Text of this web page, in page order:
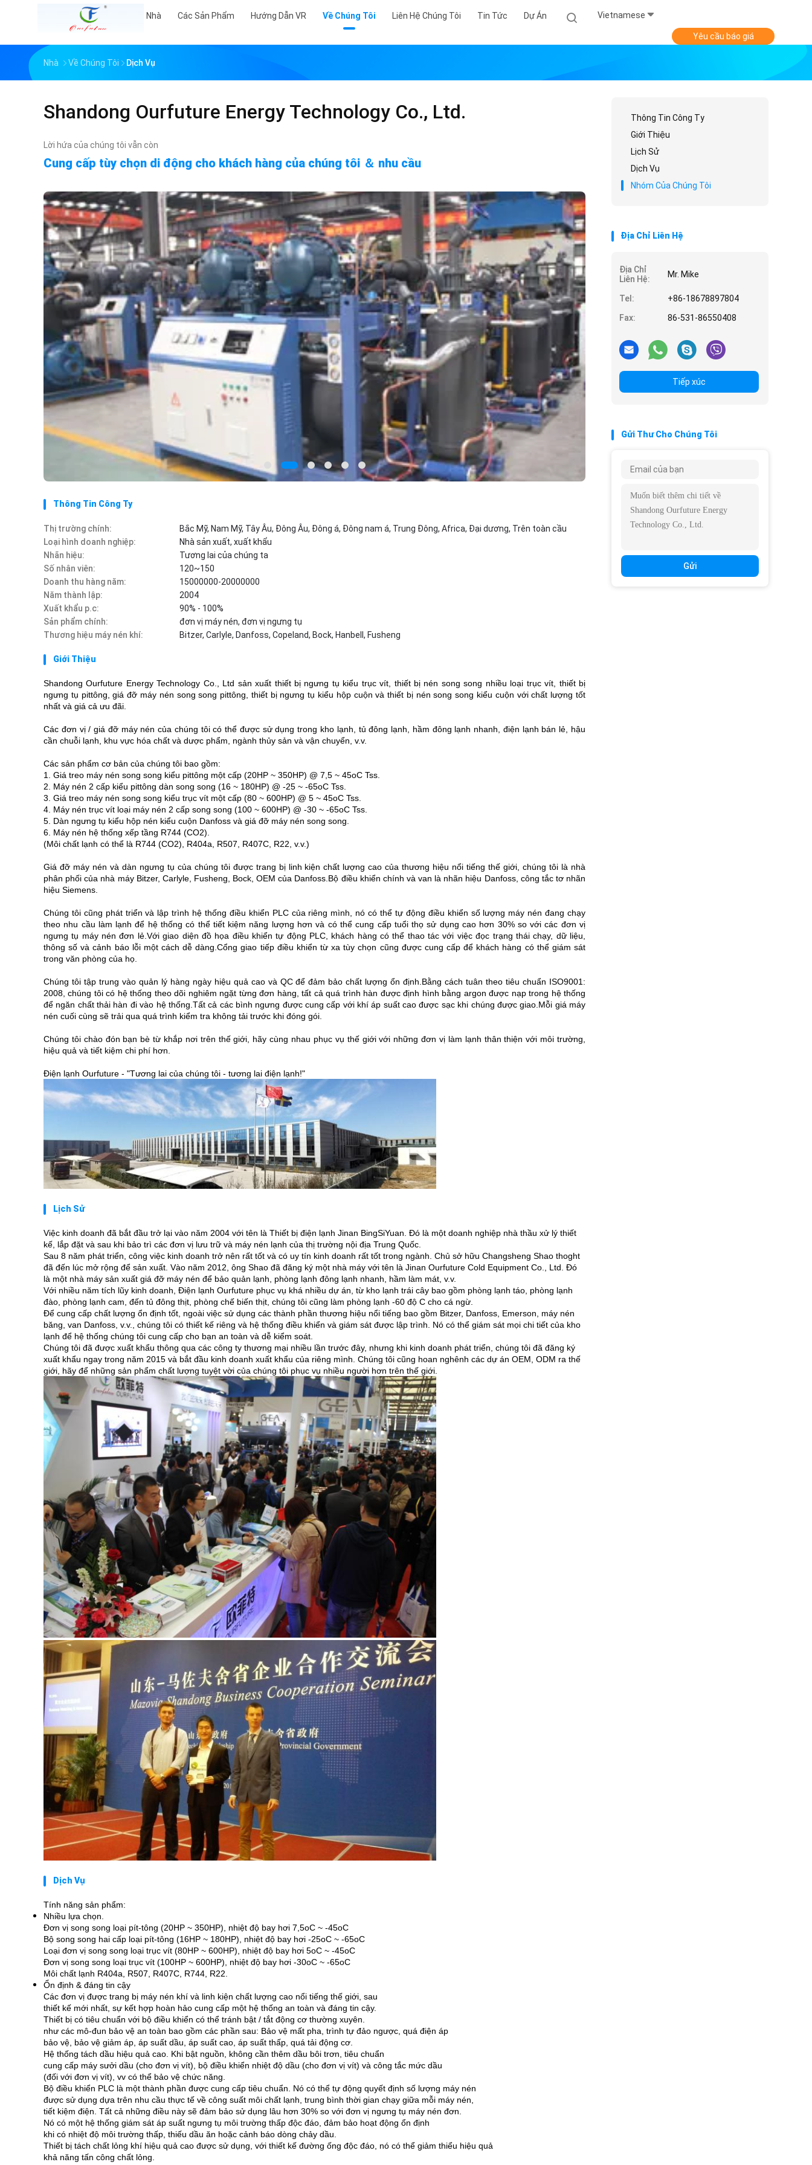
Nhà Các Sản Phẩm Hướng Dẫn VR Về Chúng Tôi Liên Hệ Chúng Tôi Tin Tức Dự Án Vietnamese
Yêu cầu báo giá
Nhà Về Chúng Tôi Dịch Vụ
Shandong Ourfuture Energy Technology Co., Ltd.
Lời hứa của chúng tôi vẫn còn
Cung cấp tùy chọn di động cho khách hàng của chúng tôi ＆ nhu cầu
Thông Tin Công Ty
Thị trường chính:
Bắc Mỹ, Nam Mỹ, Tây Âu, Đông Âu, Đông á, Đông nam á, Trung Đông, Africa, Đại dương, Trên toàn cầu
Loại hình doanh nghiệp:
Nhà sản xuất, xuất khẩu
Nhãn hiệu:
Tương lai của chúng ta
Số nhân viên:
120~150
Doanh thu hàng năm:
15000000-20000000
Năm thành lập:
2004
Xuất khẩu p.c:
90% - 100%
Sản phẩm chính:
đơn vị máy nén, đơn vị ngưng tụ
Thương hiệu máy nén khí:
Bitzer, Carlyle, Danfoss, Copeland, Bock, Hanbell, Fusheng
Giới Thiệu
Shandong Ourfuture Energy Technology Co., Ltd sản xuất thiết bị ngưng tụ kiểu trục vít, thiết bị nén song song nhiều loại trục vít, thiết bị
ngưng tụ pittông, giá đỡ máy nén song song pittông, thiết bị ngưng tụ kiểu hộp cuộn và thiết bị nén song song kiểu cuộn với chất lượng tốt
nhất và giá cả ưu đãi.
Các đơn vị / giá đỡ máy nén của chúng tôi có thể được sử dụng trong kho lạnh, tủ đông lạnh, hầm đông lạnh nhanh, điện lạnh bán lẻ, hậu
cần chuỗi lạnh, khu vực hóa chất và dược phẩm, ngành thủy sản và vận chuyển, v.v.
Các sản phẩm cơ bản của chúng tôi bao gồm:
1. Giá treo máy nén song song kiểu pittông một cấp (20HP ~ 350HP) @ 7,5 ~ 45oC Tss.
2. Máy nén 2 cấp kiểu pittông dàn song song (16 ~ 180HP) @ -25 ~ -65oC Tss.
3. Giá treo máy nén song song kiểu trục vít một cấp (80 ~ 600HP) @ 5 ~ 45oC Tss.
4. Máy nén trục vít loại máy nén 2 cấp song song (100 ~ 600HP) @ -30 ~ -65oC Tss.
5. Dàn ngưng tụ kiểu hộp nén kiểu cuộn Danfoss và giá đỡ máy nén song song.
6. Máy nén hệ thống xếp tầng R744 (CO2).
(Môi chất lạnh có thể là R744 (CO2), R404a, R507, R407C, R22, v.v.)
Giá đỡ máy nén và dàn ngưng tụ của chúng tôi được trang bị linh kiện chất lượng cao của thương hiệu nổi tiếng thế giới, chúng tôi là nhà
phân phối của nhà máy Bitzer, Carlyle, Fusheng, Bock, OEM của Danfoss.Bộ điều khiển chính và van là nhãn hiệu Danfoss, công tắc tơ nhãn
hiệu Siemens.
Chúng tôi cũng phát triển và lập trình hệ thống điều khiển PLC của riêng mình, nó có thể tự động điều khiển số lượng máy nén đang chạy
theo nhu cầu làm lạnh để hệ thống có thể tiết kiệm năng lượng hơn và có thể cung cấp tuổi thọ sử dụng cao hơn 30% so với các đơn vị
ngưng tụ máy nén đơn lẻ.Với giao diện đồ họa điều khiển tự động PLC, khách hàng có thể thao tác với việc đọc trạng thái chạy, dữ liệu,
thông số và cảnh báo lỗi một cách dễ dàng.Cổng giao tiếp điều khiển từ xa tùy chọn cũng được cung cấp để khách hàng có thể giám sát
trong văn phòng của họ.
Chúng tôi tập trung vào quản lý hàng ngày hiệu quả cao và QC để đảm bảo chất lượng ổn định.Bằng cách tuân theo tiêu chuẩn ISO9001:
2008, chúng tôi có hệ thống theo dõi nghiêm ngặt từng đơn hàng, tất cả quá trình hàn được định hình bằng argon được nạp trong hệ thống
để ngăn chất thải hàn đi vào hệ thống.Tất cả các bình ngưng được cung cấp với khí áp suất cao được sạc khi chúng được giao.Mỗi giá máy
nén cuối cùng sẽ trải qua quá trình kiểm tra không tải trước khi đóng gói.
Chúng tôi chào đón bạn bè từ khắp nơi trên thế giới, hãy cùng nhau phục vụ thế giới với những đơn vị làm lạnh thân thiện với môi trường,
hiệu quả và tiết kiệm chi phí hơn.
Điện lạnh Ourfuture - "Tương lai của chúng tôi - tương lai điện lạnh!"
Lịch Sử
Việc kinh doanh đã bắt đầu trở lại vào năm 2004 với tên là Thiết bị điện lạnh Jinan BingSiYuan. Đó là một doanh nghiệp nhà thầu xử lý thiết
kế, lắp đặt và sau khi bảo trì các đơn vị lưu trữ và máy nén lạnh của thị trường nội địa Trung Quốc.
Sau 8 năm phát triển, công việc kinh doanh trở nên rất tốt và có uy tín kinh doanh rất tốt trong ngành. Chủ sở hữu Changsheng Shao thoght
đã đến lúc mở rộng để sản xuất. Vào năm 2012, ông Shao đã đăng ký một nhà máy với tên là Jinan Ourfuture Cold Equipment Co., Ltd. Đó
là một nhà máy sản xuất giá đỡ máy nén để bảo quản lạnh, phòng lạnh đông lạnh nhanh, hầm làm mát, v.v.
Với nhiều năm tích lũy kinh doanh, Điện lạnh Ourfuture phục vụ khá nhiều dự án, từ kho lạnh trái cây bao gồm phòng lạnh táo, phòng lạnh
đào, phòng lạnh cam, đến tủ đông thịt, phòng chế biến thịt, chúng tôi cũng làm phòng lạnh -60 độ C cho cá ngừ.
Để cung cấp chất lượng ổn định tốt, ngoài việc sử dụng các thành phần thương hiệu nổi tiếng bao gồm Bitzer, Danfoss, Emerson, máy nén
băng, van Danfoss, v.v., chúng tôi có thiết kế riêng và hệ thống điều khiển và giám sát được lập trình. Nó có thể giám sát mọi chi tiết của kho
lạnh để hệ thống chúng tôi cung cấp cho bạn an toàn và dễ kiểm soát.
Chúng tôi đã được xuất khẩu thông qua các công ty thương mại nhiều lần trước đây, nhưng khi kinh doanh phát triển, chúng tôi đã đăng ký
xuất khẩu ngay trong năm 2015 và bắt đầu kinh doanh xuất khẩu của riêng mình. Chúng tôi cũng hoan nghênh các dự án OEM, ODM ra thế
giới, hãy để những sản phẩm chất lượng tuyệt vời của chúng tôi phục vụ nhiều người hơn trên thế giới.
Dịch Vụ
Tính năng sản phẩm:
Nhiều lựa chọn.
Đơn vị song song loại pít-tông (20HP ~ 350HP), nhiệt độ bay hơi 7,5oC ~ -45oC
Bộ song song hai cấp loại pít-tông (16HP ~ 180HP), nhiệt độ bay hơi -25oC ~ -65oC
Loại đơn vị song song loại trục vít (80HP ~ 600HP), nhiệt độ bay hơi 5oC ~ -45oC
Đơn vị song song loại trục vít (100HP ~ 600HP), nhiệt độ bay hơi -30oC ~ -65oC
Môi chất lạnh R404a, R507, R407C, R744, R22.
Ổn định & đáng tin cậy
Các đơn vị được trang bị máy nén khí và linh kiện chất lượng cao nổi tiếng thế giới, sau
thiết kế mới nhất, sự kết hợp hoàn hảo cung cấp một hệ thống an toàn và đáng tin cậy.
Thiết bị có tiêu chuẩn với bộ điều khiển có thể tránh bật / tắt động cơ thường xuyên.
như các mô-đun bảo vệ an toàn bao gồm các phần sau: Bảo vệ mất pha, trình tự đảo ngược, quá điện áp
bảo vệ, bảo vệ giảm áp, áp suất dầu, áp suất cao, áp suất thấp, quá tải động cơ.
Hệ thống tách dầu hiệu quả cao. Khi bật nguồn, không cần thêm dầu bôi trơn, tiêu chuẩn
cung cấp máy sưởi dầu (cho đơn vị vít), bộ điều khiển nhiệt độ dầu (cho đơn vị vít) và công tắc mức dầu
(đối với đơn vị vít), vv có thể bảo vệ chức năng.
Bộ điều khiển PLC là một thành phần được cung cấp tiêu chuẩn. Nó có thể tự động quyết định số lượng máy nén
được sử dụng dựa trên nhu cầu thực tế về công suất môi chất lạnh, trung bình thời gian chạy giữa mỗi máy nén,
tiết kiệm điện. Tất cả những điều này sẽ đảm bảo sử dụng lâu hơn 30% so với đơn vị ngưng tụ máy nén đơn.
Nó có một hệ thống giám sát áp suất ngưng tụ môi trường thấp độc đáo, đảm bảo hoạt động ổn định
khi có nhiệt độ môi trường thấp, thiếu dầu ăn hoặc cảnh báo dòng chảy dầu.
Thiết bị tách chất lỏng khí hiệu quả cao được sử dụng, với thiết kế đường ống độc đáo, nó có thể giảm thiểu hiệu quả
khả năng tấn công chất lỏng.
Thông Tin Công Ty
Giới Thiệu
Lịch Sử
Dịch Vụ
Nhóm Của Chúng Tôi
Địa Chỉ Liên Hệ
Địa Chỉ
Liên Hệ:
Mr. Mike
Tel:
+86-18678897804
Fax:
86-531-86550408
Tiếp xúc
Gửi Thư Cho Chúng Tôi
Gửi